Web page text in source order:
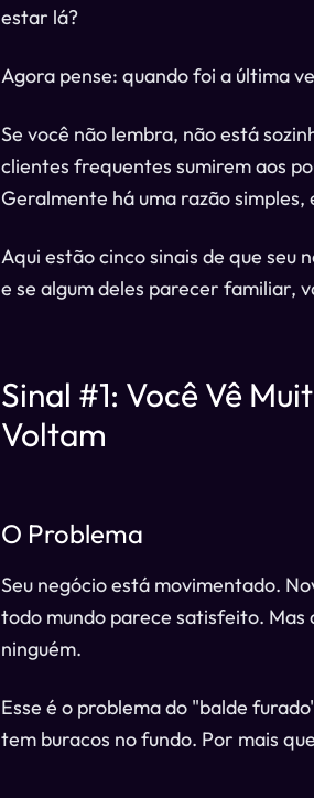
estar lá?
Agora pense: quando foi a última
Se você não lembra, não está
clientes frequentes sumirem aos
Geralmente há uma razão simples,
Aqui estão cinco sinais de que seu
e se algum deles parecer familiar,
Sinal #1: Você Vê
Voltam
O Problema
Seu negócio está movimentado.
todo mundo parece satisfeito. Mas
ninguém.
Esse é o problema do "balde
tem buracos no fundo. Por mais